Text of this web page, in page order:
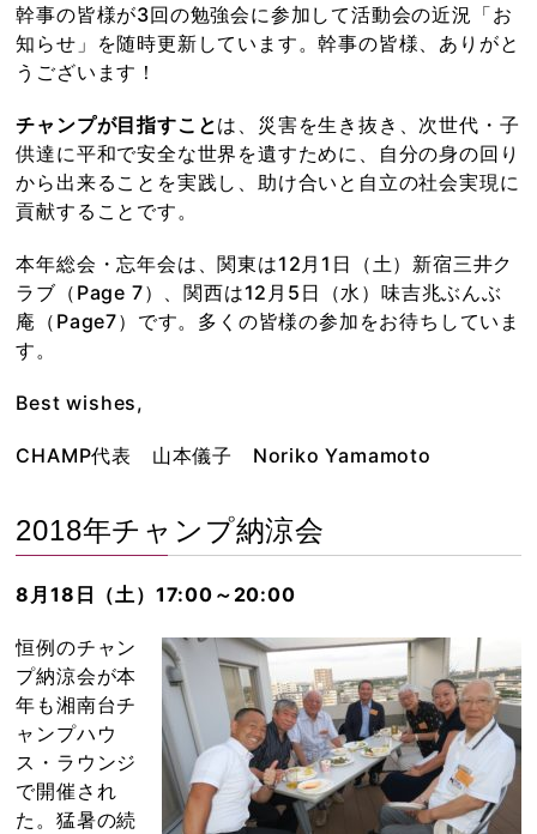
幹事の皆様が3回の勉強会に参加して活動会の近況「お
知らせ」を随時更新しています。幹事の皆様、ありがと
うございます！
チャンプが目指すことは、災害を生き抜き、次世代・子
供達に平和で安全な世界を遺すために、自分の身の回り
から出来ることを実践し、助け合いと自立の社会実現に
貢献することです。
本年総会・忘年会は、関東は12月1日（土）新宿三井ク
ラブ（Page 7）、関西は12月5日（水）味吉兆ぶんぶ
庵（Page7）です。多くの皆様の参加をお待ちしていま
す。
Best wishes,
CHAMP代表 山本儀子 Noriko Yamamoto
2018年チャンプ納涼会
8月18日（土）17:00～20:00
恒例のチャン
プ納涼会が本
年も湘南台チ
ャンプハウ
ス・ラウンジ
で開催され
た。猛暑の続